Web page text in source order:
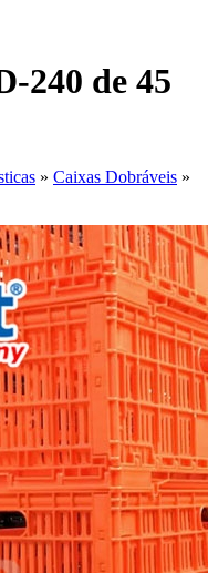
240 de 45
» Caixas Dobráveis »